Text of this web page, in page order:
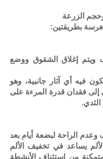
الزرعة
بطريقتين:
ويتم إغلاق الشقوق ووضع
فيه أي آثار جانبية، وهو
إلى فقدان قدرة المرءة على
الراحة لبضعة أيام بعد
يساعد في تخفيف الألم
من استئناف الأنشطة